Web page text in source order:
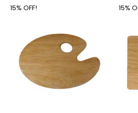
15% OFF! 15%